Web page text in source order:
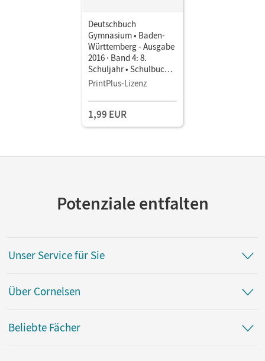
Deutschbuch
Gymnasium • Baden-
Württemberg - Ausgabe
2016 · Band 4: 8.
Schuljahr • Schulbuch
als E-Book Passend zum
PrintPlus-Lizenz
1,99 EUR
Potenziale entfalten
Unser Service für Sie
Über Cornelsen
Beliebte Fächer